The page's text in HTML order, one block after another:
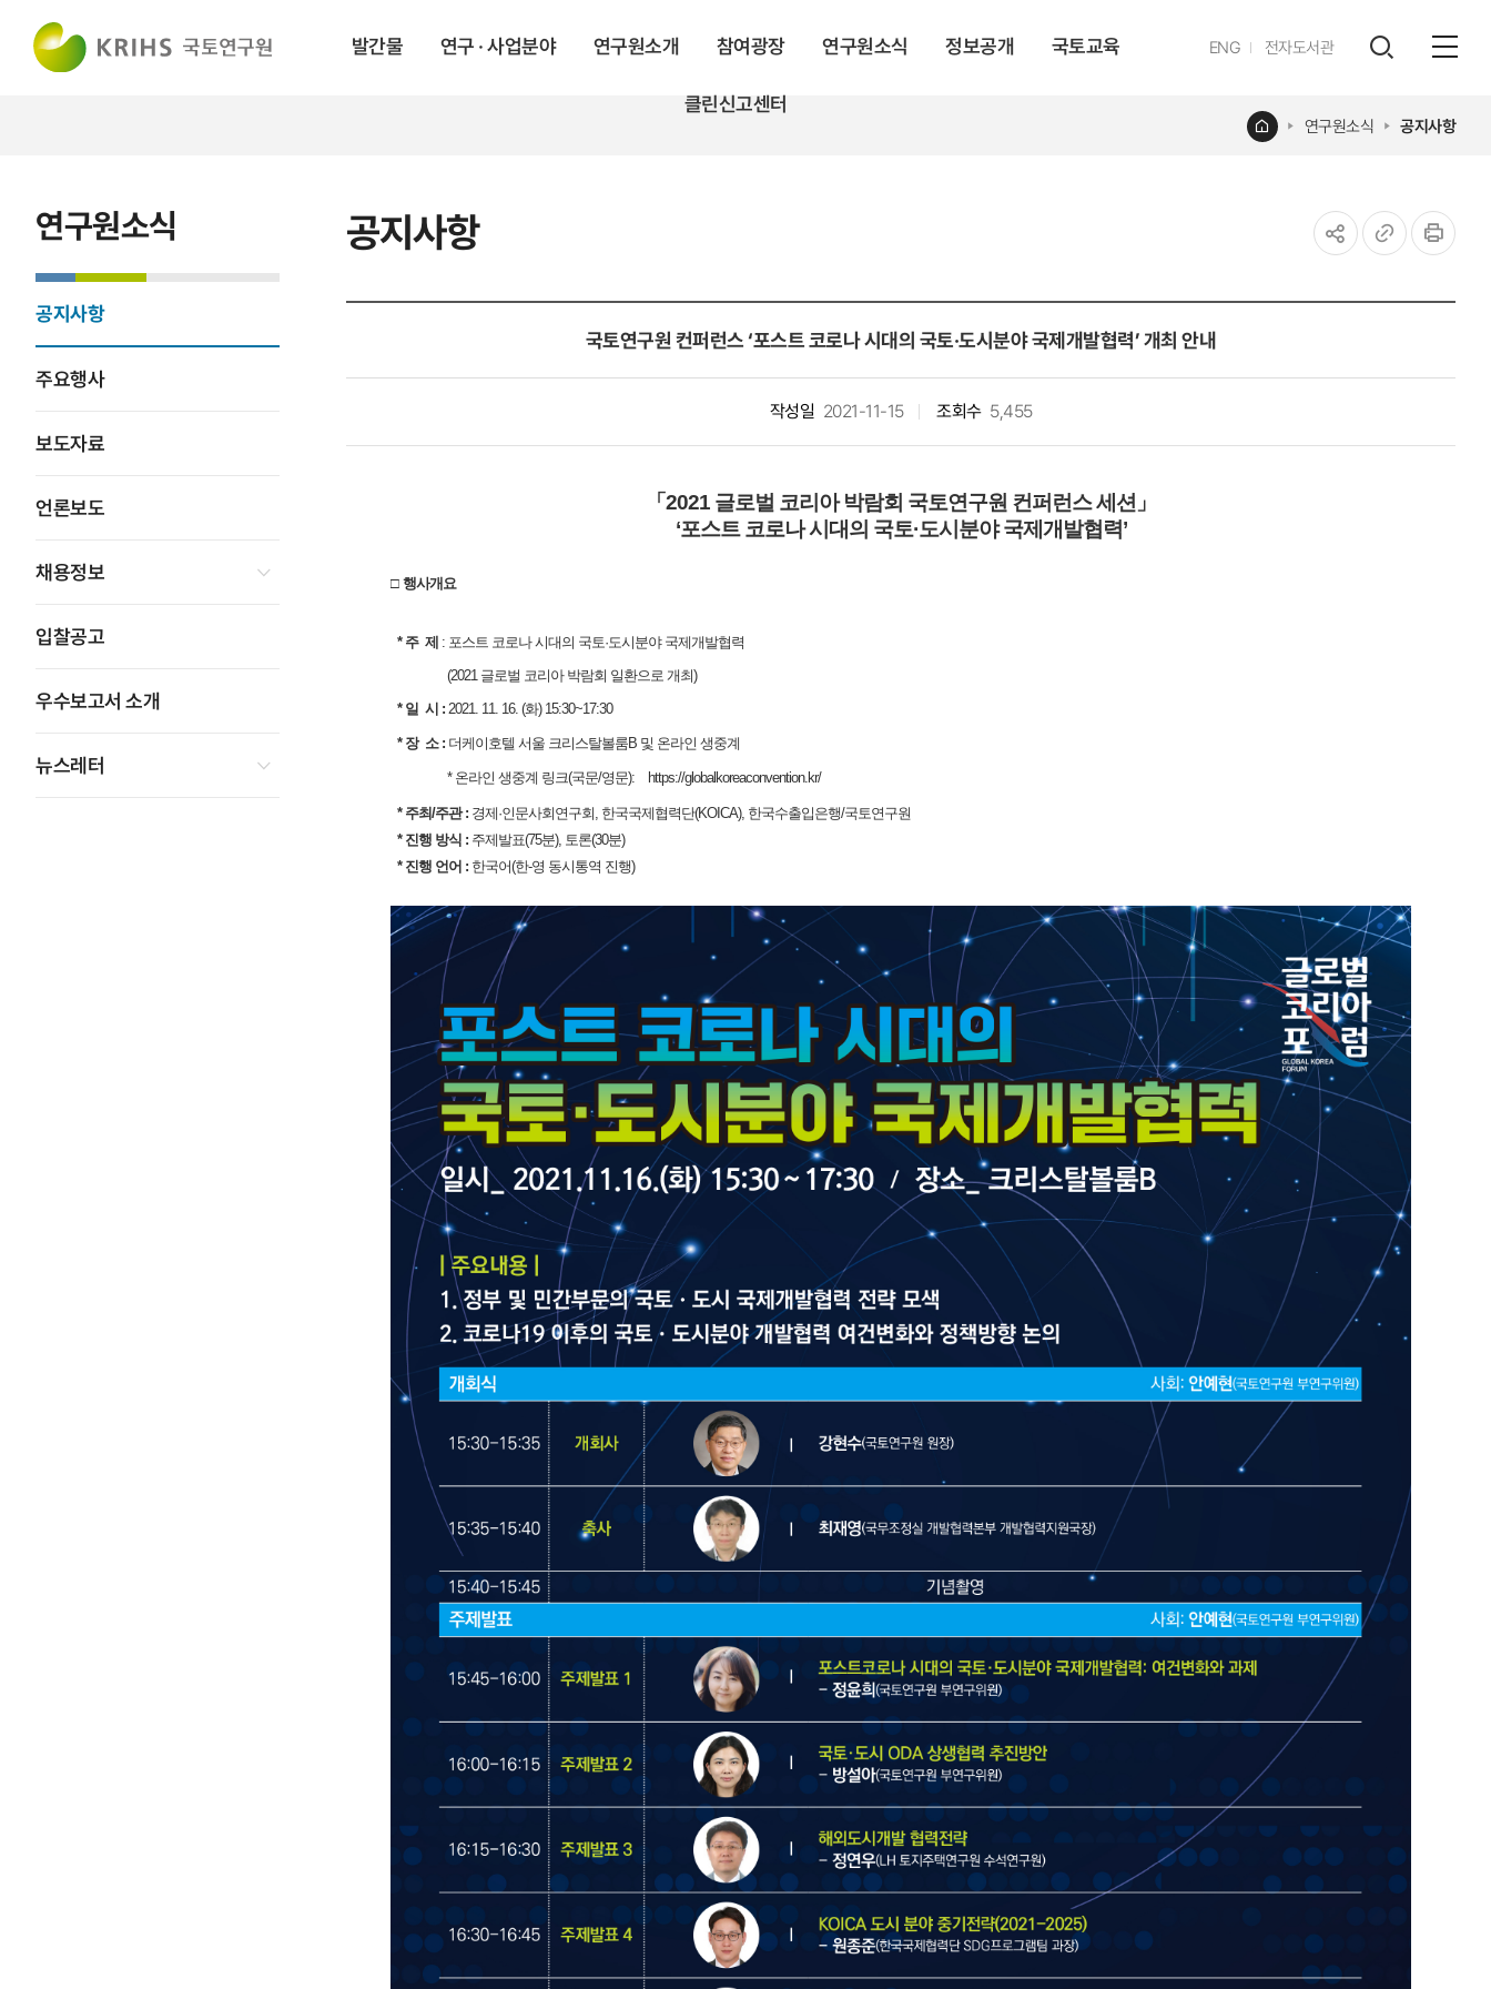
발간물 연구 · 사업분야 연구원소개 참여광장 연구원소식 정보공개 국토교육
클린신고센터
ENG영문전자도서관
레이어
공지사항
홈 연구원소식 공지사항
연구원소식
공지사항
주요행사
보도자료
언론보도
채용정보
입찰공고
우수보고서 소개
뉴스레터
국토연구원 컨퍼런스 ‘포스트 코로나 시대의 국토·도시분야 국제개발협력’ 개최 안내
작성일 2021-11-15 조회수 5,455
「2021 글로벌 코리아 박람회 국토연구원 컨퍼런스 세션​」
‘포스트 코로나 시대의 국토·도시분야 국제개발협력’
□ 행사개요
* 주 제 : 포스트 코로나 시대의 국토·도시분야 국제개발협력
(2021 글로벌 코리아 박람회 일환으로 개최)
* 일 시 : 2021. 11. 16. (화) 15:30~17:30
* 장 소 : 더케이호텔 서울 크리스탈볼룸B 및 온라인 생중계
* 온라인 생중계 링크(국문/영문): https://globalkoreaconvention.kr/
* 주최/주관 : 경제·인문사회연구회, 한국국제협력단(KOICA), 한국수출입은행/국토연구원
* 진행 방식 : 주제발표(75분), 토론(30분)
* 진행 언어 : 한국어(한-영 동시통역 진행)